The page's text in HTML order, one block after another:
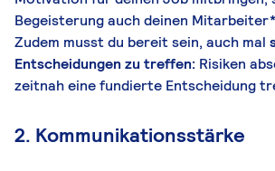
Begeisterung auch deinen
Zudem musst du bereit sein, auch mal
Entscheidungen zu treffen: Risiken
zeitnah eine fundierte Entscheidung
2. Kommunikationsstärke